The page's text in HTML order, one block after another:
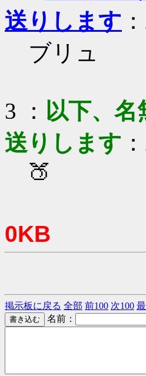
送りします
ブリュ
3 ： 以下、
送りします
🍑
0KB
掲示板に戻る 全部 前100 次100
名前：